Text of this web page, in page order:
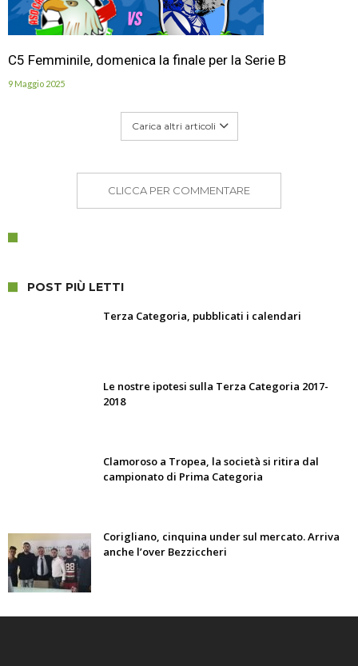
C5 Femminile, domenica la finale per la Serie B
9 Maggio 2025
Carica altri articoli
CLICCA PER COMMENTARE
POST PIÙ LETTI
Terza Categoria, pubblicati i calendari
Le nostre ipotesi sulla Terza Categoria 2017-
2018
Clamoroso a Tropea, la società si ritira dal
campionato di Prima Categoria
Corigliano, cinquina under sul mercato. Arriva
anche l’over Bezziccheri